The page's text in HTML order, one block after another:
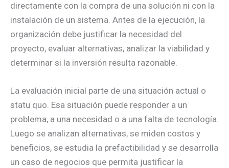
directamente con la compra de una solución ni con la
instalación de un sistema. Antes de la ejecución, la
organización debe justificar la necesidad del
proyecto, evaluar alternativas, analizar la viabilidad y
determinar si la inversión resulta razonable.
La evaluación inicial parte de una situación actual o
statu quo. Esa situación puede responder a un
problema, a una necesidad o a una falta de tecnología.
Luego se analizan alternativas, se miden costos y
beneficios, se estudia la prefactibilidad y se desarrolla
un caso de negocios que permita justificar la